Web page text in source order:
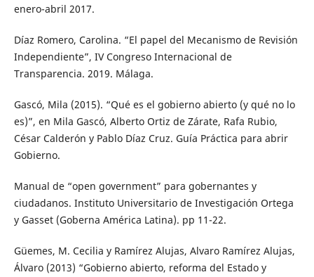
enero-abril 2017.
Díaz Romero, Carolina. “El papel del Mecanismo de Revisión
Independiente”, IV Congreso Internacional de
Transparencia. 2019. Málaga.
Gascó, Mila (2015). “Qué es el gobierno abierto (y qué no lo
es)”, en Mila Gascó, Alberto Ortiz de Zárate, Rafa Rubio,
César Calderón y Pablo Díaz Cruz. Guía Práctica para abrir
Gobierno.
Manual de “open government” para gobernantes y
ciudadanos. Instituto Universitario de Investigación Ortega
y Gasset (Goberna América Latina). pp 11-22.
Güemes, M. Cecilia y Ramírez Alujas, Alvaro Ramírez Alujas,
Álvaro (2013) “Gobierno abierto, reforma del Estado y